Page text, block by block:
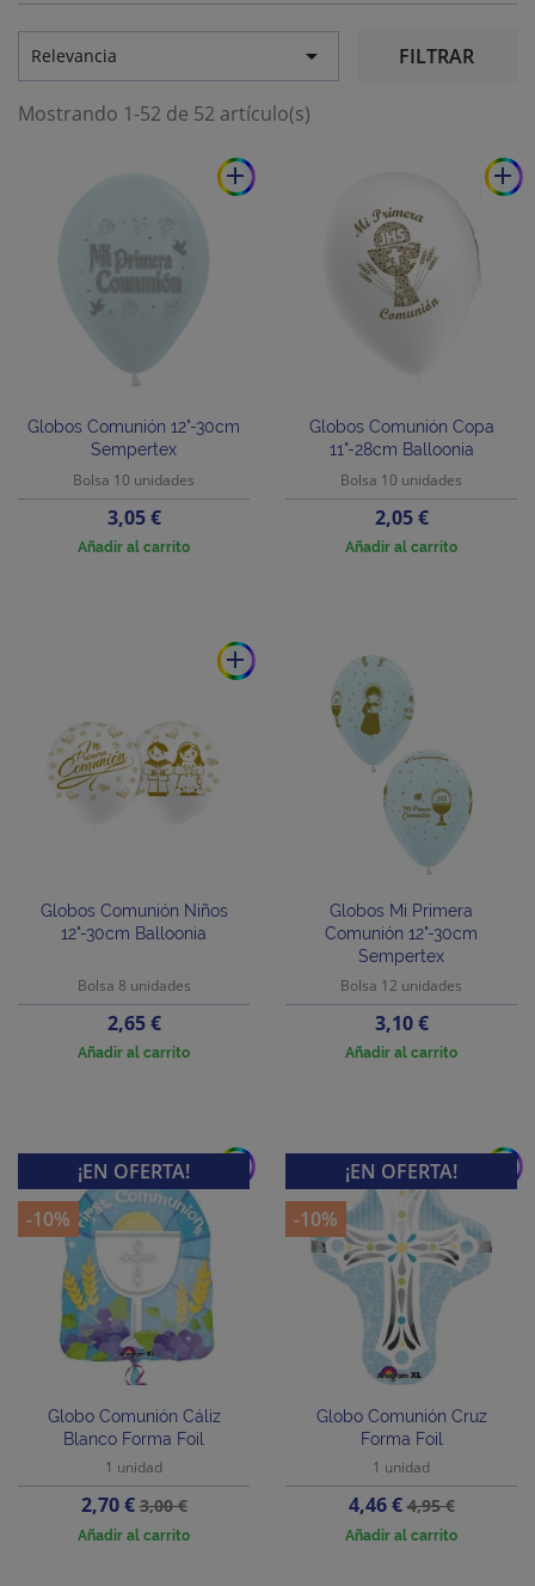
Relevancia  FILTRAR
Mostrando 1-52 de 52 artículo(s)
add
Globos Comunión 12"-30cm
Sempertex
Bolsa 10 unidades
Precio
3,05 €
Añadir al carrito
add
Globos Comunión Copa
11"-28cm Balloonia
Bolsa 10 unidades
Precio
2,05 €
Añadir al carrito
add
Globos Comunión Niños
12"-30cm Balloonia
Bolsa 8 unidades
Precio
2,65 €
Añadir al carrito
Globos Mi Primera
Comunión 12"-30cm
Sempertex
Bolsa 12 unidades
Precio
3,10 €
Añadir al carrito
add
Globo Comunión Cáliz
Blanco Forma Foil
1 unidad
Precio
2,70 €Precio
base
3,00 €
Añadir al carrito
¡EN OFERTA!
-10%
add
Globo Comunión Cruz
Forma Foil
1 unidad
Precio
4,46 €Precio
base
4,95 €
Añadir al carrito
¡EN OFERTA!
-10%